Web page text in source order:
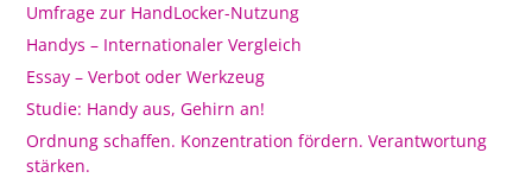
Umfrage zur HandLocker-Nutzung
Handys – Internationaler Vergleich
Essay – Verbot oder Werkzeug
Studie: Handy aus, Gehirn an!
Ordnung schaffen. Konzentration fördern. Verantwortung
stärken.